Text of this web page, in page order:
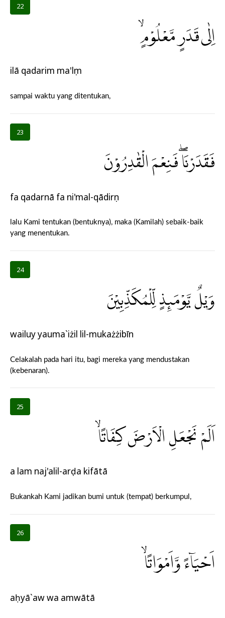
22
اِلٰى قَدَرٍ مَّعْلُوْمٍۙ
ilā qadarim ma'lụm
sampai waktu yang ditentukan,
23
فَقَدَرْنَاۖ فَنِعْمَ الْقٰدِرُوْنَ
fa qadarnā fa ni'mal-qādirụn
lalu Kami tentukan (bentuknya), maka (Kamilah) sebaik-baik
yang menentukan.
24
وَيْلٌ يَّوْمَىِٕذٍ لِّلْمُكَذِّبِيْنَ
wailuy yauma`iżil lil-mukażżibīn
Celakalah pada hari itu, bagi mereka yang mendustakan
(kebenaran).
25
اَلَمْ نَجْعَلِ الْاَرْضَ كِفَاتًاۙ
a lam naj'alil-arḍa kifātā
Bukankah Kami jadikan bumi untuk (tempat) berkumpul,
26
اَحْيَاۤءً وَّاَمْوَاتًاۙ
aḥyā`aw wa amwātā